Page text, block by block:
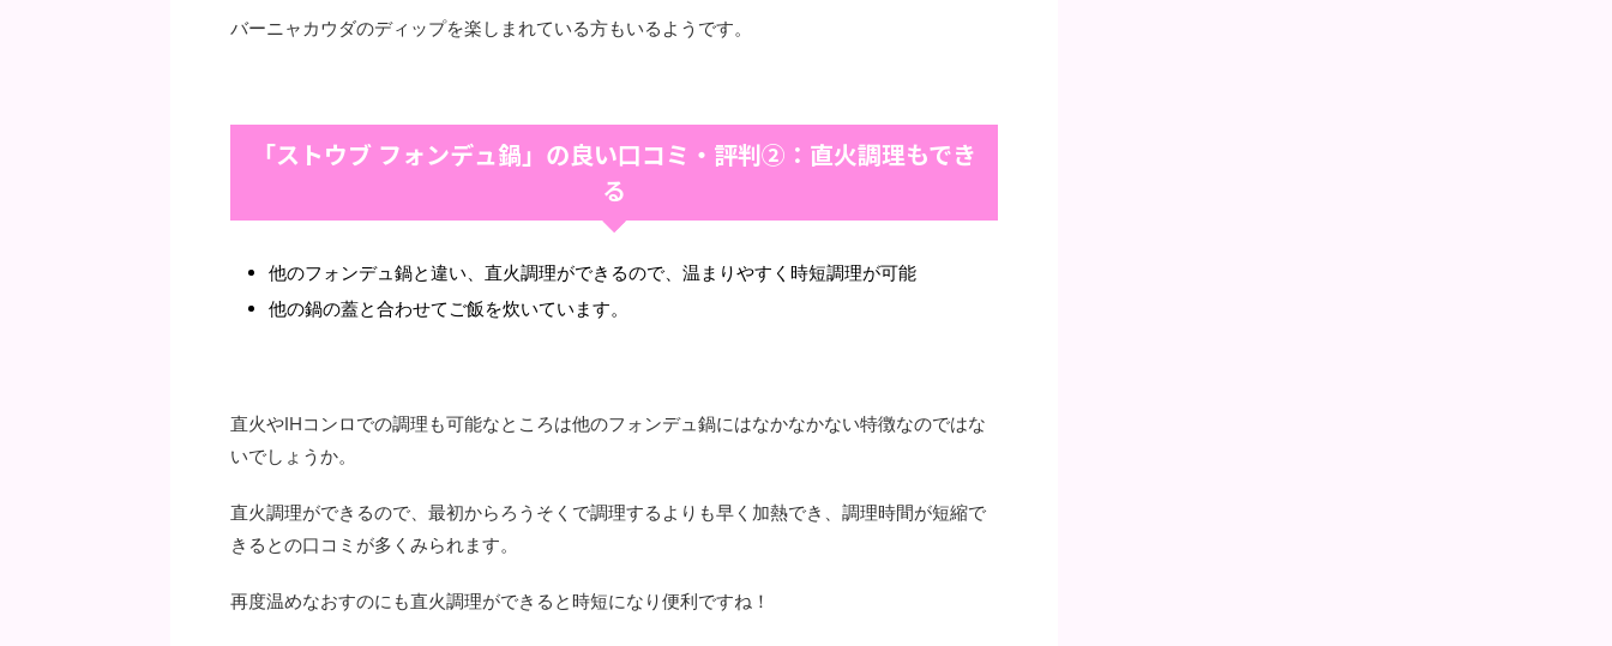
バーニャカウダのディップを楽しまれている方もいるようです。
「ストウブ フォンデュ鍋」の良い口コミ・評判②：直火調理もでき
る
他のフォンデュ鍋と違い、直火調理ができるので、温まりやすく時短調理が可能
他の鍋の蓋と合わせてご飯を炊いています。
直火やIHコンロでの調理も可能なところは他のフォンデュ鍋にはなかなかない特徴なのではな
いでしょうか。
直火調理ができるので、最初からろうそくで調理するよりも早く加熱でき、調理時間が短縮で
きるとの口コミが多くみられます。
再度温めなおすのにも直火調理ができると時短になり便利ですね！